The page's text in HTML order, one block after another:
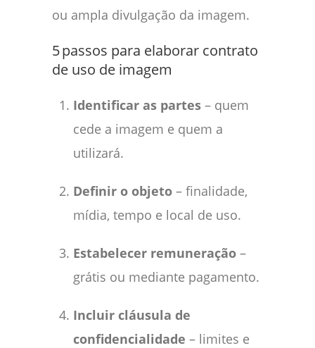
ou ampla divulgação da imagem.
5 passos para elaborar contrato
de uso de imagem
Identificar as partes – quem
cede a imagem e quem a
utilizará.
Definir o objeto – finalidade,
mídia, tempo e local de uso.
Estabelecer remuneração –
grátis ou mediante pagamento.
Incluir cláusula de
confidencialidade – limites e